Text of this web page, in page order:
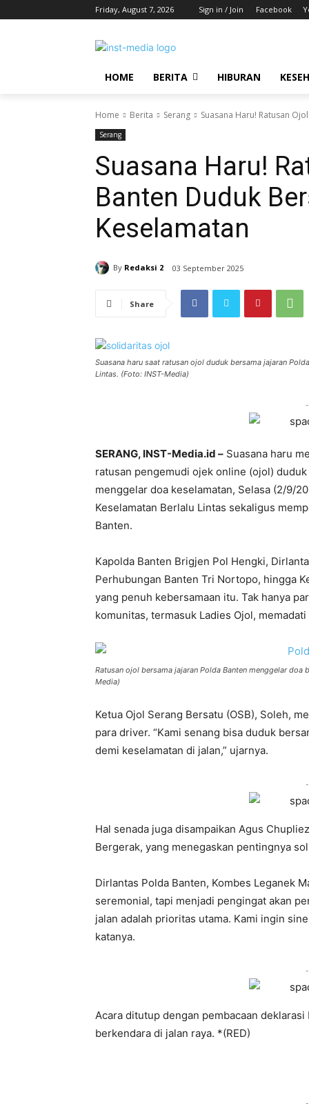
Friday, August 7, 2026 Sign in / Join Facebook
HOME BERITA HIBURAN
Home Berita Serang Suasana Haru! Ratusan
Serang
Suasana Haru!
Banten Duduk
Keselamatan
By Redaksi 2 03 September 2025
Share
Suasana haru saat ratusan ojol duduk bersama jajaran
Lintas. (Foto: INST-Media)
SERANG, INST-Media.id – Suasana haru
ratusan pengemudi ojek online (ojol)
menggelar doa keselamatan, Selasa (2/9/
Keselamatan Berlalu Lintas sekaligus
Banten.
Kapolda Banten Brigjen Pol Hengki,
Perhubungan Banten Tri Nortopo, hingga
yang penuh kebersamaan itu. Tak hanya
komunitas, termasuk Ladies Ojol,
Ratusan ojol bersama jajaran Polda Banten menggelar
Media)
Ketua Ojol Serang Bersatu (OSB), Soleh,
para driver. “Kami senang bisa duduk
demi keselamatan di jalan,” ujarnya.
Hal senada juga disampaikan Agus
Bergerak, yang menegaskan pentingnya
Dirlantas Polda Banten, Kombes Leganek
seremonial, tapi menjadi pengingat akan
jalan adalah prioritas utama. Kami ingin
katanya.
Acara ditutup dengan pembacaan
berkendara di jalan raya. *(RED)